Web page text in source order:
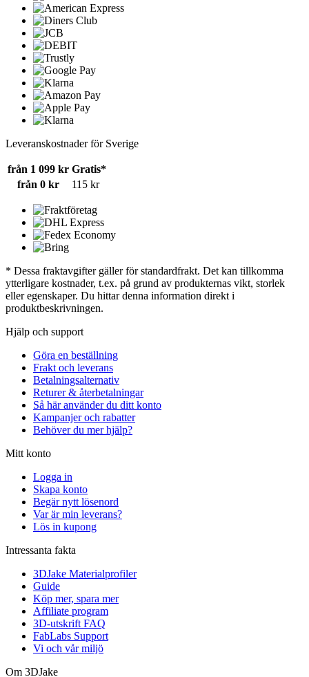
Leveranskostnader för Sverige
från 1 099 kr Gratis*
från 0 kr
115 kr
* Dessa fraktavgifter gäller för standardfrakt. Det kan tillkomma
ytterligare kostnader, t.ex. på grund av produkternas vikt, storlek
eller egenskaper. Du hittar denna information direkt i
produktbeskrivningen.
Hjälp och support
Göra en beställning
Frakt och leverans
Betalningsalternativ
Returer & återbetalningar
Så här använder du ditt konto
Kampanjer och rabatter
Behöver du mer hjälp?
Mitt konto
Logga in
Skapa konto
Begär nytt lösenord
Var är min leverans?
Lös in kupong
Intressanta fakta
3DJake Materialprofiler
Guide
Köp mer, spara mer
Affiliate program
3D-utskrift FAQ
FabLabs Support
Vi och vår miljö
Om 3DJake